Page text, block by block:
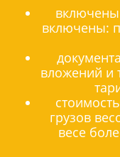
включены:
вложений и
грузов
весе